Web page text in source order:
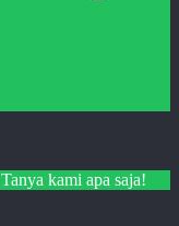
kami apa saja!